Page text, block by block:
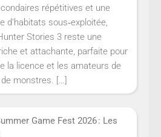
répétitives et une
d’habitats sous‑exploitée,
Stories 3 reste une
et attachante, parfaite pour
la licence et les amateurs de
monstres. […]
Game Fest 2026 : Les